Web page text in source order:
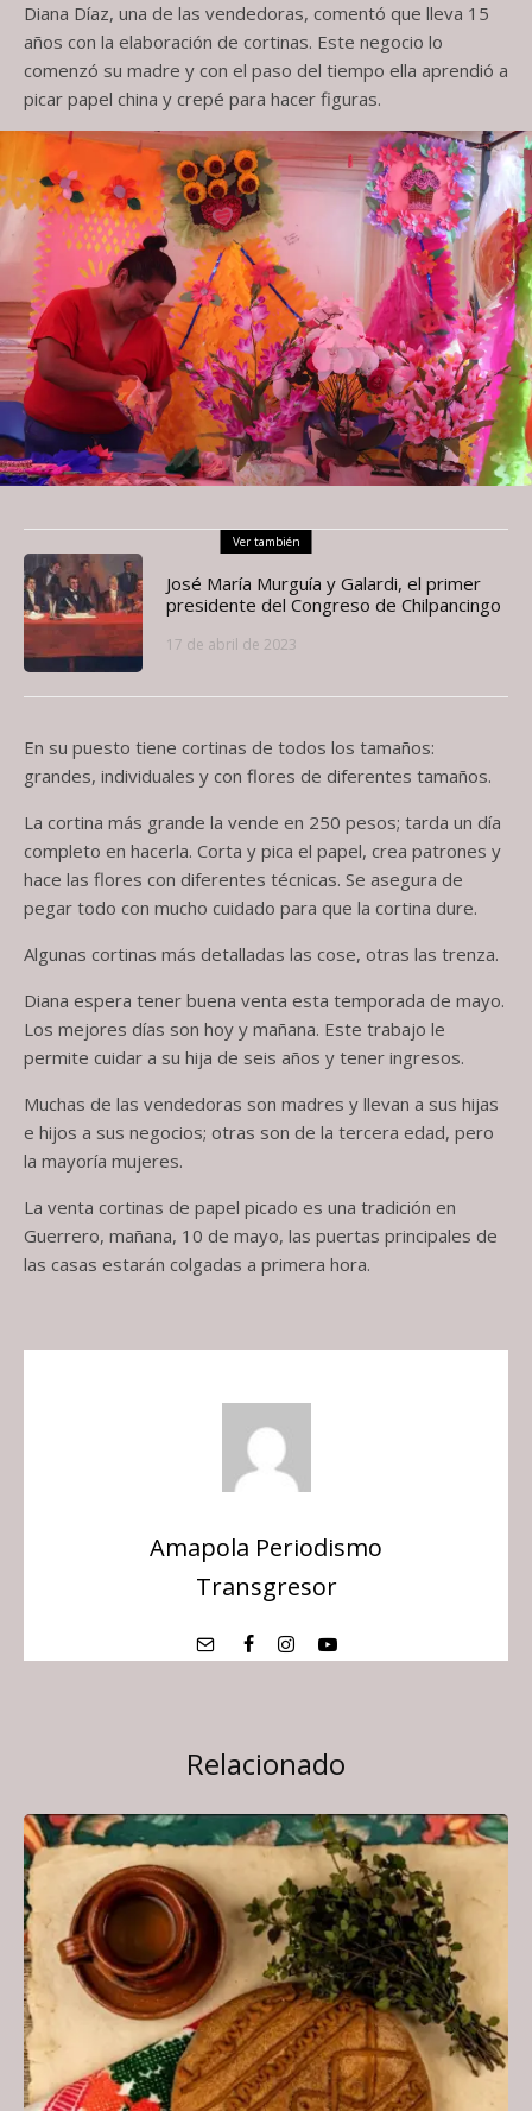
Diana Díaz, una de las vendedoras, comentó que lleva 15
años con la elaboración de cortinas. Este negocio lo
comenzó su madre y con el paso del tiempo ella aprendió a
picar papel china y crepé para hacer figuras.
Ver también
José María Murguía y Galardi, el primer
presidente del Congreso de Chilpancingo
17 de abril de 2023
En su puesto tiene cortinas de todos los tamaños:
grandes, individuales y con flores de diferentes tamaños.
La cortina más grande la vende en 250 pesos; tarda un día
completo en hacerla. Corta y pica el papel, crea patrones y
hace las flores con diferentes técnicas. Se asegura de
pegar todo con mucho cuidado para que la cortina dure.
Algunas cortinas más detalladas las cose, otras las trenza.
Diana espera tener buena venta esta temporada de mayo.
Los mejores días son hoy y mañana. Este trabajo le
permite cuidar a su hija de seis años y tener ingresos.
Muchas de las vendedoras son madres y llevan a sus hijas
e hijos a sus negocios; otras son de la tercera edad, pero
la mayoría mujeres.
La venta cortinas de papel picado es una tradición en
Guerrero, mañana, 10 de mayo, las puertas principales de
las casas estarán colgadas a primera hora.
Amapola Periodismo
Transgresor
Relacionado